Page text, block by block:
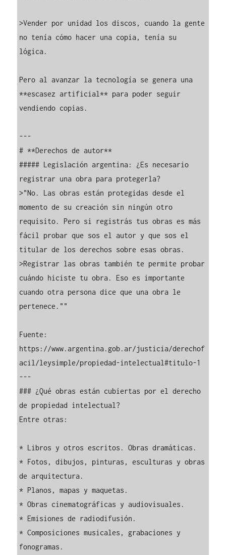
>Vender por unidad los discos, cuando la gente
no tenía cómo hacer una copia, tenía su
lógica.
Pero al avanzar la tecnología se genera una
**escasez artificial** para poder seguir
vendiendo copias.
---
# **Derechos de autor**
##### Legislación argentina: ¿Es necesario
registrar una obra para protegerla?
>"No. Las obras están protegidas desde el
momento de su creación sin ningún otro
requisito. Pero si registrás tus obras es más
fácil probar que sos el autor y que sos el
titular de los derechos sobre esas obras.
>Registrar las obras también te permite probar
cuándo hiciste tu obra. Eso es importante
cuando otra persona dice que una obra le
pertenece.""
Fuente:
https://www.argentina.gob.ar/justicia/derechof
acil/leysimple/propiedad-intelectual#titulo-1
---
### ¿Qué obras están cubiertas por el derecho
de propiedad intelectual?
Entre otras:
* Libros y otros escritos. Obras dramáticas.
* Fotos, dibujos, pinturas, esculturas y obras
de arquitectura.
* Planos, mapas y maquetas.
* Obras cinematográficas y audiovisuales.
* Emisiones de radiodifusión.
* Composiciones musicales, grabaciones y
fonogramas.